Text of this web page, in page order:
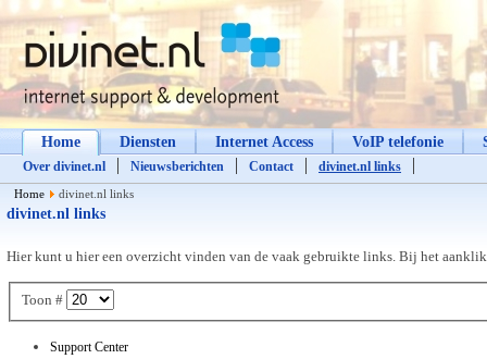
Home Diensten Internet Access VoIP telefonie
Over divinet.nl Nieuwsberichten Contact divinet.nl links
Home divinet.nl links
divinet.nl links
Hier kunt u hier een overzicht vinden van de vaak gebruikte links. Bij het
Toon #
Support Center